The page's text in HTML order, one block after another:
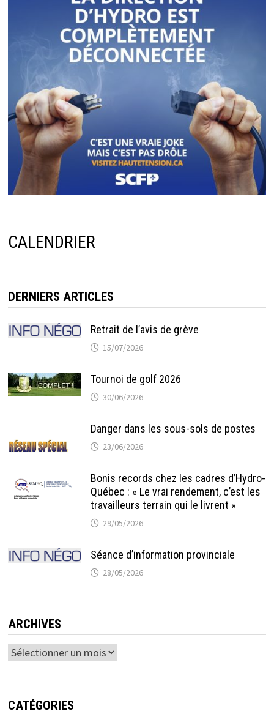
CALENDRIER
DERNIERS ARTICLES
Retrait de l’avis de grève
15/07/2026
Tournoi de golf 2026
30/06/2026
Danger dans les sous-sols de postes
23/06/2026
Bonis records chez les cadres d’Hydro-
Québec : « Le vrai rendement, c’est les
travailleurs terrain qui le livrent »
29/05/2026
Séance d’information provinciale
28/05/2026
ARCHIVES
Archives
CATÉGORIES